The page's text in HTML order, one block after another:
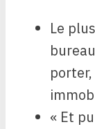
Le
« Et